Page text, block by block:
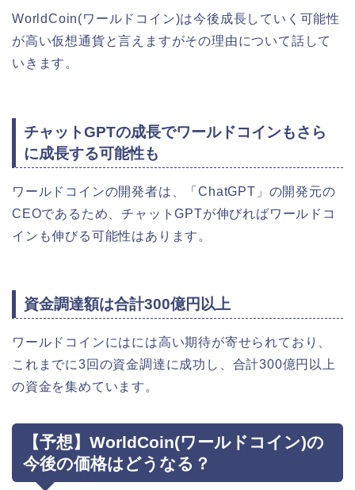
WorldCoin(ワールドコイン)は今後成長していく可能性
が高い仮想通貨と言えますがその理由について話して
いきます。
チャットGPTの成長でワールドコインもさら
に成長する可能性も
ワールドコインの開発者は、「ChatGPT」の開発元の
CEOであるため、チャットGPTが伸びればワールドコ
インも伸びる可能性はあります。
資金調達額は合計300億円以上
ワールドコインにはには高い期待が寄せられており、
これまでに3回の資金調達に成功し、合計300億円以上
の資金を集めています。
【予想】WorldCoin(ワールドコイン)の
今後の価格はどうなる？